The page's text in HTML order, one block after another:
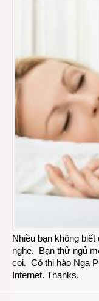
Nhiều bạn không
nghe. Bạn thử ngủ
coi. Có thi hào Nga
Internet. Thanks.